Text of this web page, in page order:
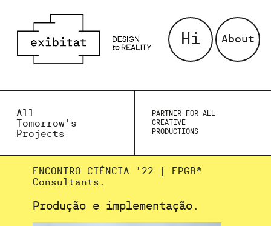
Hi About
All
Tomorrow’s
Projects
PARTNER FOR ALL
CREATIVE
PRODUCTIONS
ENCONTRO CIÊNCIA ’22 | FPGB®
Consultants.
Produção e implementação.